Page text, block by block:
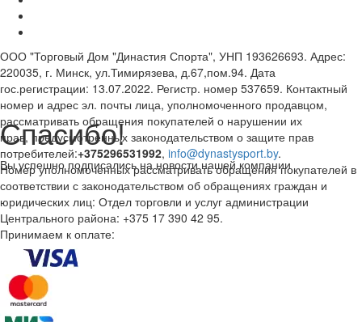
ООО "Торговый Дом "Династия Спорта", УНП 193626693. Адрес:
220035, г. Минск, ул.Тимирязева, д.67,пом.94. Дата
гос.регистрации: 13.07.2022. Регистр. номер 537659. Контактный
номер и адрес эл. почты лица, уполномоченного продавцом,
рассматривать обращения покупателей о нарушении их
прав, предусмотренных законодательством о защите прав
потребителей:+375296531992, info@dynastysport.by.
Номер уполномоченных рассматривать обращения покупателей в
соответствии с законодательством об обращениях граждан и
юридических лиц: Отдел торговли и услуг администрации
Центрального района: +375 17 390 42 95.
Принимаем к оплате:
Спасибо!
Вы успешно подписались на новости нашей компании